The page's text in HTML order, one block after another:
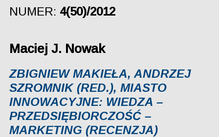
NUMER: 4(50)/2012
Maciej J. Nowak
ZBIGNIEW MAKIEŁA, ANDRZEJ
SZROMNIK (RED.), MIASTO
INNOWACYJNE: WIEDZA –
PRZEDSIĘBIORCZOŚĆ –
MARKETING (RECENZJA)